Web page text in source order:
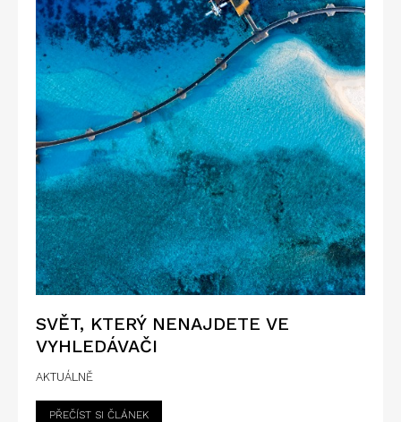
SVĚT, KTERÝ NENAJDETE VE
VYHLEDÁVAČI
AKTUÁLNĚ
PŘEČÍST SI ČLÁNEK